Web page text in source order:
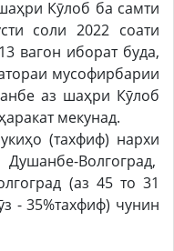
Кӯлоб ба самти
соли 2022 соати
вагон иборат буда,
мусофирбарии
аз шаҳри Кӯлоб
мекунад.
(тахфиф) нархи
Душанбе-Волгоград,
(аз 45 то 31
- 35%тахфиф) чунин